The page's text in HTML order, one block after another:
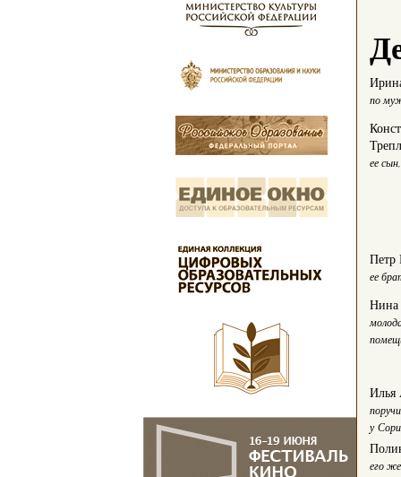
по
ее
Петр
ее
Нина
Илья
у
его